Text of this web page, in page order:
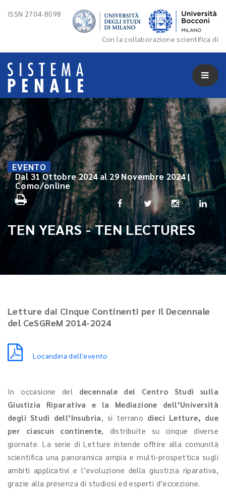
ISSN 2704-8098
Con la collaborazione scientifica di
EVENTO
Dal 31 Ottobre 2024 al 29 Novembre 2024 |
Como/online
TEN YEARS - TEN LECTURES
Letture dai Cinque Continenti per il Decennale
del CeSGReM 2014-2024
Locandina dell'evento
In occasione del decennale del Centro Studi sulla
Giustizia Riparativa e la Mediazione dell’Università
degli Studi dell’Insubria, si terrano dieci Letture, due
per ciascun continente, distribuite su cinque diverse
giornate. La serie di Letture intende offrire alla comunità
scientifica una panoramica ampia e multi-prospettica sugli
ambiti applicativi e l’evoluzione della giustizia riparativa,
grazie alla presenza di studiosi ed esperti d’eccezione.